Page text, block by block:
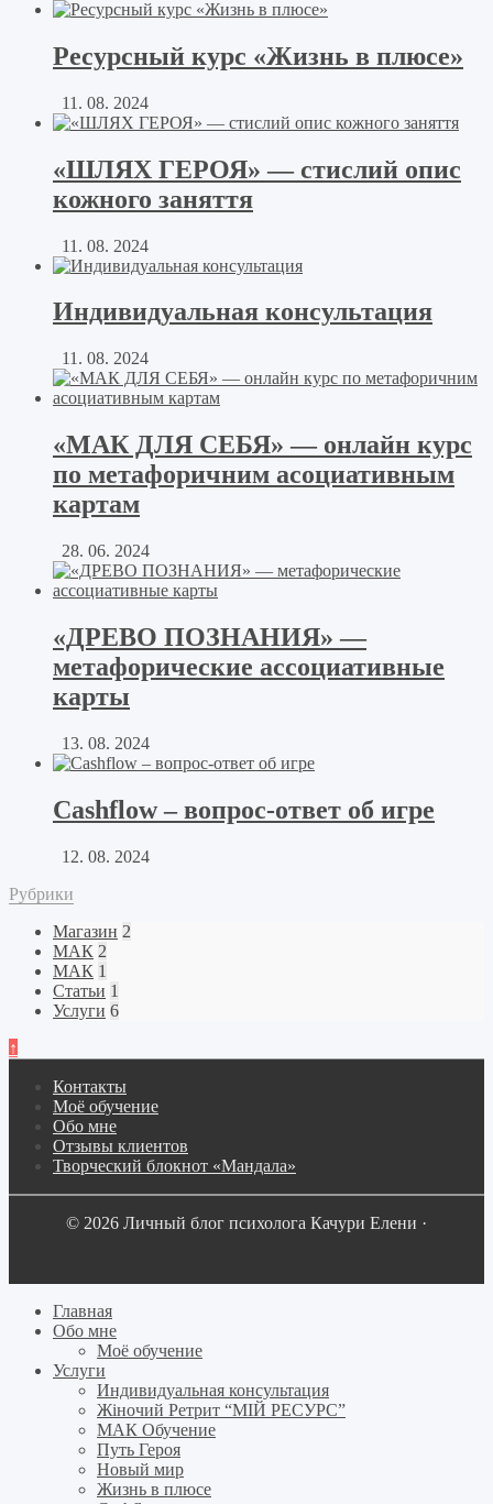
Ресурсный курс «Жизнь в плюсе»
11. 08. 2024
«ШЛЯХ ГЕРОЯ» — стислий опис
кожного заняття
11. 08. 2024
Индивидуальная консультация
11. 08. 2024
«МАК ДЛЯ СЕБЯ» — онлайн курс
по метафоричним асоциативным
картам
28. 06. 2024
«ДРЕВО ПОЗНАНИЯ» —
метафорические ассоциативные
карты
13. 08. 2024
Cashflow – вопрос-ответ об игре
12. 08. 2024
Рубрики
Магазин 2
МАК 2
МАК 1
Статьи 1
Услуги 6
↑
Контакты
Моё обучение
Обо мне
Отзывы клиентов
Творческий блокнот «Мандала»
© 2026 Личный блог психолога Качури Елени ·
Главная
Обо мне
Моё обучение
Услуги
Индивидуальная консультация
Жіночий Ретрит “МІЙ РЕСУРС”
МАК Обучение
Путь Героя
Новый мир
Жизнь в плюсе